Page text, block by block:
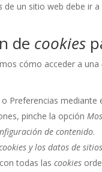
de un sitio web debe ir
de cookies
cómo acceder a una
Preferencias
pinche la opción
de contenido.
y los datos de sitios
todas lascookies